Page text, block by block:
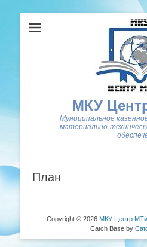
МКУ
Муниципальное
материально-
План
Copyright © 2026 МКУ Центр
Catch Base by